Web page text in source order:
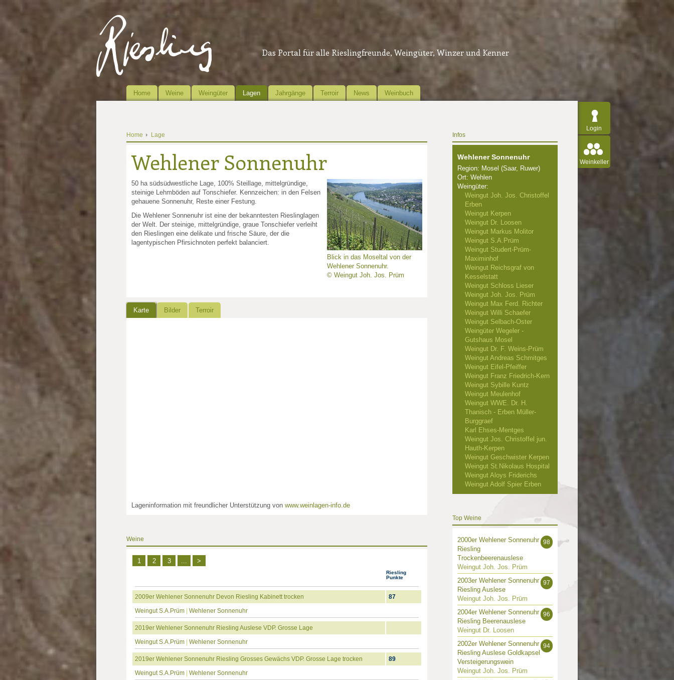
Das Portal für alle Rieslingfreunde, Weingüter, Winzer und Kenner
Home Weine Weingüter Lagen Jahrgänge Terroir News Weinbuch
Login
Weinkeller
Home Lage
Wehlener Sonnenuhr
Blick in das Moseltal von der
Wehlener Sonnenuhr.
© Weingut Joh. Jos. Prüm
50 ha südsüdwestliche Lage, 100% Steillage, mittelgründige,
steinige Lehmböden auf Tonschiefer. Kennzeichen: in den Felsen
gehauene Sonnenuhr, Reste einer Festung.
Die Wehlener Sonnenuhr ist eine der bekanntesten Rieslinglagen
der Welt. Der steinige, mittelgründige, graue Tonschiefer verleiht
den Rieslingen eine delikate und frische Säure, der die
lagentypischen Pfirsichnoten perfekt balanciert.
Karte Bilder Terroir
Lageninformation mit freundlicher Unterstützung von www.weinlagen-info.de
Weine
1 2 3 ... >
Riesling
Punkte
2009er Wehlener Sonnenuhr Devon Riesling Kabinett trocken
87
Weingut S.A.Prüm
Wehlener Sonnenuhr
2019er Wehlener Sonnenuhr Riesling Auslese VDP. Grosse Lage
Weingut S.A.Prüm
Wehlener Sonnenuhr
2019er Wehlener Sonnenuhr Riesling Grosses Gewächs VDP. Grosse Lage trocken
89
Weingut S.A.Prüm
Wehlener Sonnenuhr
Infos
Wehlener Sonnenuhr
Region: Mosel (Saar, Ruwer)
Ort: Wehlen
Weingüter:
Weingut Joh. Jos. Christoffel
Erben
Weingut Kerpen
Weingut Dr. Loosen
Weingut Markus Molitor
Weingut S.A.Prüm
Weingut Studert-Prüm-
Maximinhof
Weingut Reichsgraf von
Kesselstatt
Weingut Schloss Lieser
Weingut Joh. Jos. Prüm
Weingut Max Ferd. Richter
Weingut Willi Schaefer
Weingut Selbach-Oster
Weingüter Wegeler -
Gutshaus Mosel
Weingut Dr. F. Weins-Prüm
Weingut Andreas Schmitges
Weingut Eifel-Pfeiffer
Weingut Franz Friedrich-Kern
Weingut Sybille Kuntz
Weingut Meulenhof
Weingut WWE. Dr. H.
Thanisch - Erben Müller-
Burggraef
Karl Ehses-Mentges
Weingut Jos. Christoffel jun.
Hauth-Kerpen
Weingut Geschwister Kerpen
Weingut St.Nikolaus Hospital
Weingut Aloys Friderichs
Weingut Adolf Spier Erben
Top Weine
98
2000er Wehlener Sonnenuhr
Riesling
Trockenbeerenauslese
Weingut Joh. Jos. Prüm
97
2003er Wehlener Sonnenuhr
Riesling Auslese
Weingut Joh. Jos. Prüm
96
2004er Wehlener Sonnenuhr
Riesling Beerenauslese
Weingut Dr. Loosen
94
2002er Wehlener Sonnenuhr
Riesling Auslese Goldkapsel
Versteigerungswein
Weingut Joh. Jos. Prüm